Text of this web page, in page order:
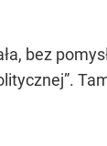
bez